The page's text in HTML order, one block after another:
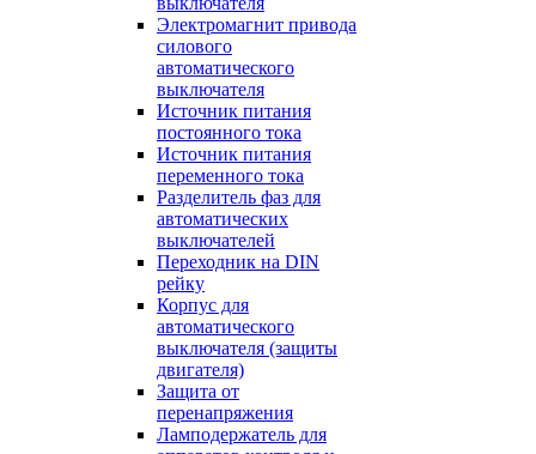
Электромагнит привода
силового
автоматического
выключателя
Источник питания
постоянного тока
Источник питания
переменного тока
Разделитель фаз для
автоматических
выключателей
Переходник на DIN
рейку
Корпус для
автоматического
выключателя (защиты
двигателя)
Защита от
перенапряжения
Ламподержатель для